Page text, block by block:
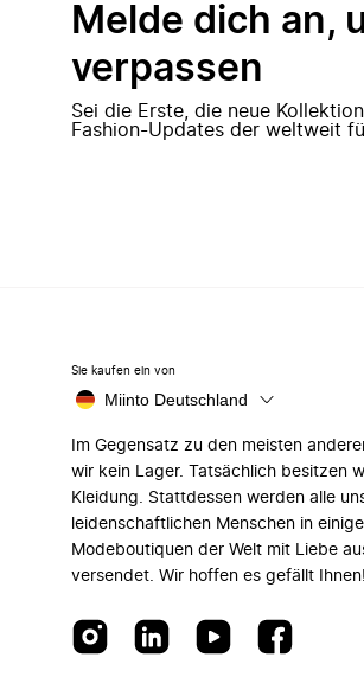
Melde dich an,
verpassen
Sei die Erste, die neue
Fashion-Updates der weltweit
Sie kaufen ein von
Miinto Deutschland
Im Gegensatz zu den meisten
wir kein Lager. Tatsächlich besitzen
Kleidung. Stattdessen werden alle
leidenschaftlichen Menschen in
Modeboutiquen der Welt mit Liebe
versendet. Wir hoffen es gefällt